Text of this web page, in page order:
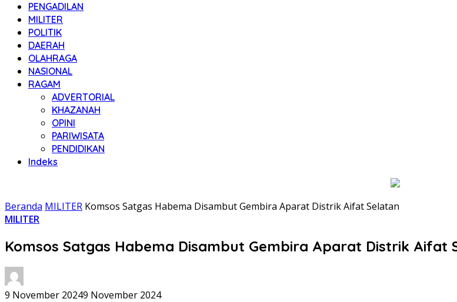
PENGADILAN
MILITER
POLITIK
DAERAH
OLAHRAGA
NASIONAL
RAGAM
ADVERTORIAL
KHAZANAH
OPINI
PARIWISATA
PENDIDIKAN
Indeks
Beranda MILITER Komsos Satgas Habema Disambut Gembira Aparat Distrik Aifat Selatan
MILITER
Komsos Satgas Habema Disambut Gembira Aparat Distrik Aifat
9 November 20249 November 2024